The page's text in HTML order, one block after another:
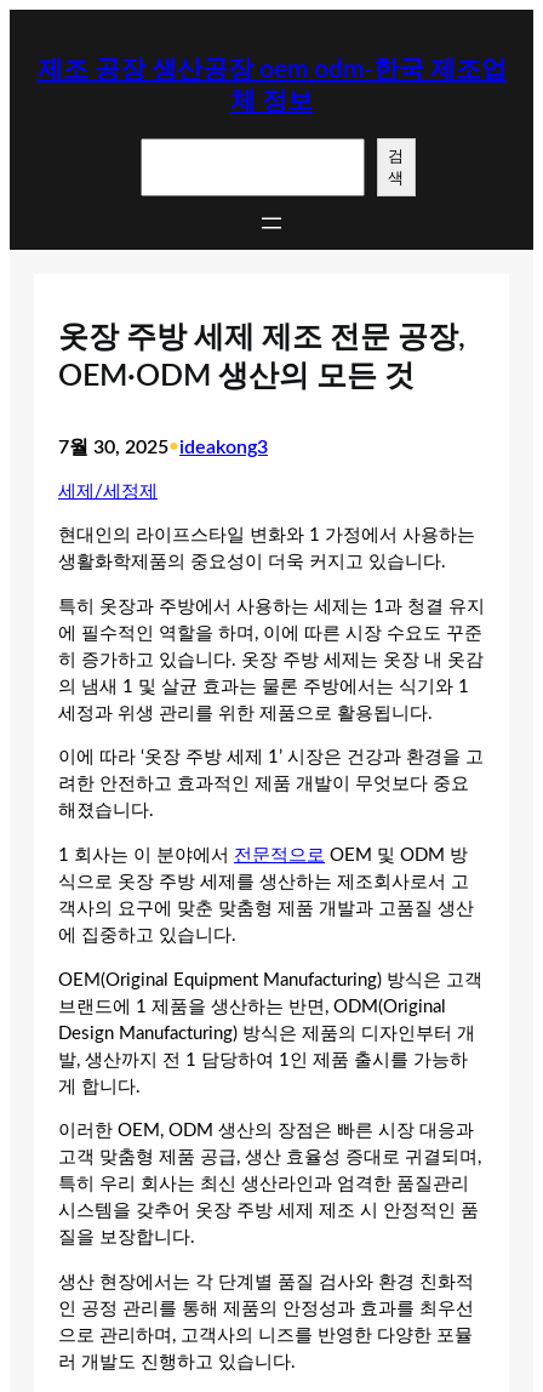
제조 공장 생산공장 oem odm-한국 제조업
체 정보
검
색
옷장 주방 세제 제조 전문 공장,
OEM·ODM 생산의 모든 것
7월 30, 2025•ideakong3
세제/세정제
현대인의 라이프스타일 변화와 1 가정에서 사용하는
생활화학제품의 중요성이 더욱 커지고 있습니다.
특히 옷장과 주방에서 사용하는 세제는 1과 청결 유지
에 필수적인 역할을 하며, 이에 따른 시장 수요도 꾸준
히 증가하고 있습니다. 옷장 주방 세제는 옷장 내 옷감
의 냄새 1 및 살균 효과는 물론 주방에서는 식기와 1
세정과 위생 관리를 위한 제품으로 활용됩니다.
이에 따라 ‘옷장 주방 세제 1’ 시장은 건강과 환경을 고
려한 안전하고 효과적인 제품 개발이 무엇보다 중요
해졌습니다.
1 회사는 이 분야에서 전문적으로 OEM 및 ODM 방
식으로 옷장 주방 세제를 생산하는 제조회사로서 고
객사의 요구에 맞춘 맞춤형 제품 개발과 고품질 생산
에 집중하고 있습니다.
OEM(Original Equipment Manufacturing) 방식은 고객
브랜드에 1 제품을 생산하는 반면, ODM(Original
Design Manufacturing) 방식은 제품의 디자인부터 개
발, 생산까지 전 1 담당하여 1인 제품 출시를 가능하
게 합니다.
이러한 OEM, ODM 생산의 장점은 빠른 시장 대응과
고객 맞춤형 제품 공급, 생산 효율성 증대로 귀결되며,
특히 우리 회사는 최신 생산라인과 엄격한 품질관리
시스템을 갖추어 옷장 주방 세제 제조 시 안정적인 품
질을 보장합니다.
생산 현장에서는 각 단계별 품질 검사와 환경 친화적
인 공정 관리를 통해 제품의 안정성과 효과를 최우선
으로 관리하며, 고객사의 니즈를 반영한 다양한 포뮬
러 개발도 진행하고 있습니다.